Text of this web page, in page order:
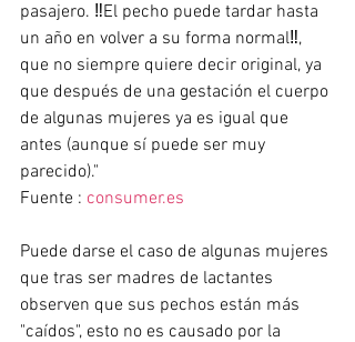
pasajero. ‼El pecho puede tardar hasta
un año en volver a su forma normal‼,
que no siempre quiere decir original, ya
que después de una gestación el cuerpo
de algunas mujeres ya es igual que
antes (aunque sí puede ser muy
parecido)."
Fuente : consumer.es
Puede darse el caso de algunas mujeres
que tras ser madres de lactantes
observen que sus pechos están más
"caídos", esto no es causado por la